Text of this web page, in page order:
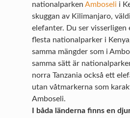
nationalparkenAmboseli i
skuggan av Kilimanjaro,
elefanter. Du ser visserligen
flesta nationalparker i
samma mängder som i
samma sätt är
norra Tanzania också ett
utan våtmarkerna som
Amboseli.
I båda länderna finns en